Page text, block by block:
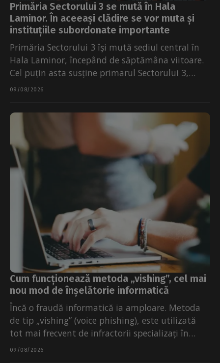
Primăria Sectorului 3 se mută în Hala
Laminor. În aceeași clădire se vor muta și
instituțiile subordonate importante
Primăria Sectorului 3 își mută sediul central în
Hala Laminor, începând de săptămâna viitoare.
Cel puțin asta susține primarul Sectorului 3,
Robert Negoiță....
09/08/2026
Cum funcționează metoda „vishing”, cel mai
nou mod de înșelătorie informatică
Încă o fraudă informatică ia amploare. Metoda
de tip „vishing” (voice phishing), este utilizată
tot mai frecvent de infractorii specializați în
fraude informatice,...
09/08/2026